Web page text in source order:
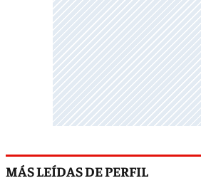
MÁS LEÍDAS DE PERFIL